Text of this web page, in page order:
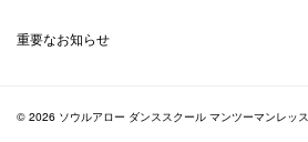
重要なお知らせ
© 2026 ソウルアロー ダンススクール マンツーマンレッ